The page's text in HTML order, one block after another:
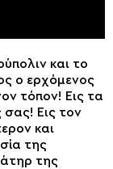
και το
ο ερχόμενος
τόπον! Εις τα
σας! Εις τον
και
της
της